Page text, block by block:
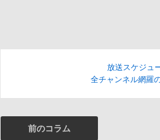
放送スケジュ
全チャンネル網羅
前のコラム